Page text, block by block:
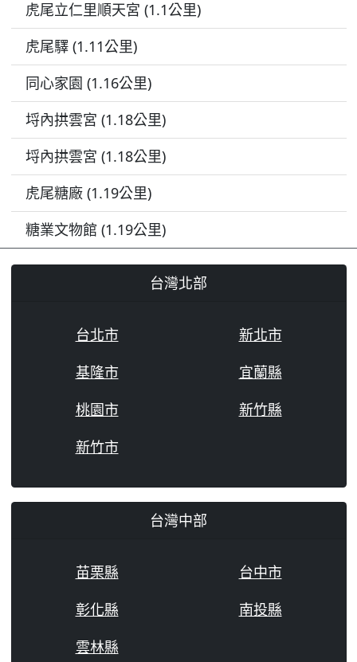
虎尾立仁里順天宮 (1.1公里)
虎尾驛 (1.11公里)
同心家園 (1.16公里)
埒內拱雲宮 (1.18公里)
埒內拱雲宮 (1.18公里)
虎尾糖廠 (1.19公里)
糖業文物館 (1.19公里)
台灣北部
台北市
新北市
基隆市
宜蘭縣
桃園市
新竹縣
新竹市
台灣中部
苗栗縣
台中市
彰化縣
南投縣
雲林縣